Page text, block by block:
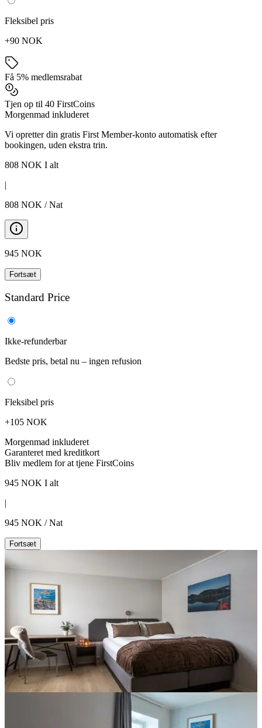
Fleksibel pris
+90 NOK
Få 5% medlemsrabat
Tjen op til 40 FirstCoins
Morgenmad inkluderet
Vi opretter din gratis First Member-konto automatisk efter
bookingen, uden ekstra trin.
808 NOK I alt
|
808 NOK / Nat
945 NOK
Fortsæt
Standard Price
Ikke-refunderbar
Bedste pris, betal nu – ingen refusion
Fleksibel pris
+105 NOK
Morgenmad inkluderet
Garanteret med kreditkort
Bliv medlem for at tjene FirstCoins
945 NOK I alt
|
945 NOK / Nat
Fortsæt